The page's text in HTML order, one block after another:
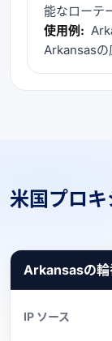
能なローテ
使用例:
Arkansasの
米国プロ
Arkansasの輪
IP ソース